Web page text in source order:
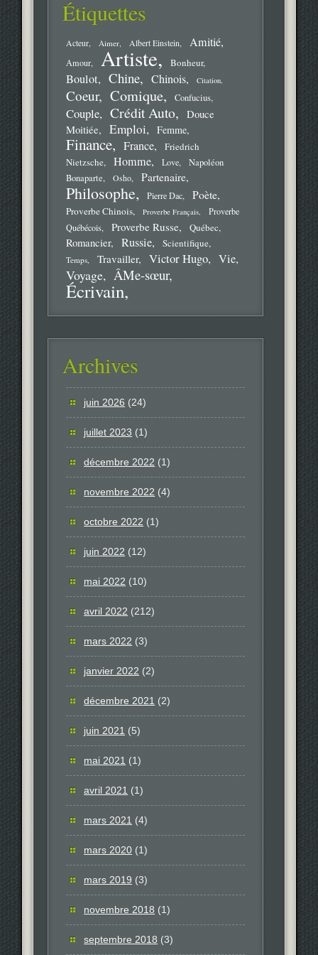
Étiquettes
Acteur Aimer Albert Einstein Amitié
Amour Artiste Bonheur
Boulot Chine Chinois Citation
Coeur Comique Confucius
Couple Crédit Auto
Douce
Moitiée
Emploi Femme
Finance France
Friedrich
Nietzsche
Homme Love
Napoléon
Bonaparte
Osho Partenaire
Philosophe Pierre Dac Poète
Proverbe Chinois Proverbe Français
Proverbe
Québécois
Proverbe Russe Québec
Romancier Russie Scientifique
Temps Travailler Victor Hugo Vie
Voyage ÂMe-sœur
Écrivain
Archives
juin 2026 (24)
juillet 2023 (1)
décembre 2022 (1)
novembre 2022 (4)
octobre 2022 (1)
juin 2022 (12)
mai 2022 (10)
avril 2022 (212)
mars 2022 (3)
janvier 2022 (2)
décembre 2021 (2)
juin 2021 (5)
mai 2021 (1)
avril 2021 (1)
mars 2021 (4)
mars 2020 (1)
mars 2019 (3)
novembre 2018 (1)
septembre 2018 (3)